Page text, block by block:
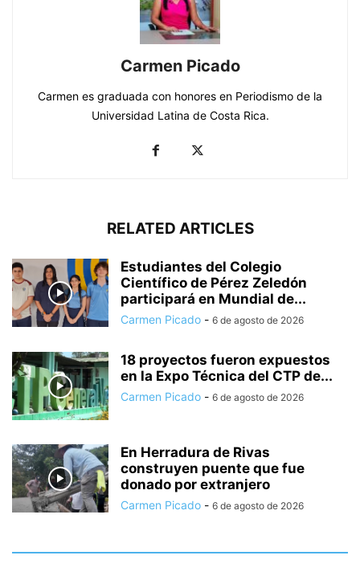
Carmen Picado
Carmen es graduada con honores en Periodismo de la
Universidad Latina de Costa Rica.
RELATED ARTICLES
Estudiantes del Colegio
Científico de Pérez Zeledón
participará en Mundial de...
Carmen Picado - 6 de agosto de 2026
18 proyectos fueron expuestos
en la Expo Técnica del CTP de...
Carmen Picado - 6 de agosto de 2026
En Herradura de Rivas
construyen puente que fue
donado por extranjero
Carmen Picado - 6 de agosto de 2026